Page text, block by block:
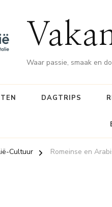
Waar passie, smaak en
DAGTRIPS
Cultuur Romeinse en